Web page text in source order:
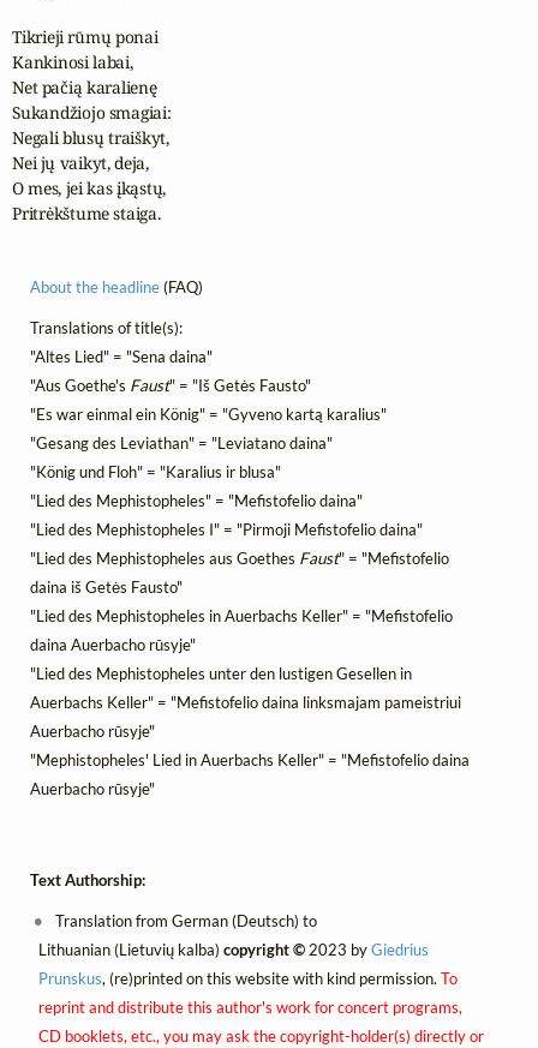
Tikrieji rūmų ponai
Kankinosi labai,
Net pačią karalienę
Sukandžiojo smagiai:
Negali blusų traiškyt,
Nei jų vaikyt, deja,
O mes, jei kas įkąstų,
Pritrėkštume staiga.
About the headline(FAQ)
Translations of title(s):
"Altes Lied" = "Sena daina"
"Aus Goethe's Faust" = "Iš Getės Fausto"
"Es war einmal ein König" = "Gyveno kartą karalius"
"Gesang des Leviathan" = "Leviatano daina"
"König und Floh" = "Karalius ir blusa"
"Lied des Mephistopheles" = "Mefistofelio daina"
"Lied des Mephistopheles I" = "Pirmoji Mefistofelio daina"
"Lied des Mephistopheles aus Goethes Faust" = "Mefistofelio
daina iš Getės Fausto"
"Lied des Mephistopheles in Auerbachs Keller" = "Mefistofelio
daina Auerbacho rūsyje"
"Lied des Mephistopheles unter den lustigen Gesellen in
Auerbachs Keller" = "Mefistofelio daina linksmajam pameistriui
Auerbacho rūsyje"
"Mephistopheles' Lied in Auerbachs Keller" = "Mefistofelio daina
Auerbacho rūsyje"
Text Authorship:
Translation from German (Deutsch) to
Lithuanian (Lietuvių kalba) copyright ©2023 byGiedrius
Prunskus, (re)printed on this website with kind permission. To
reprint and distribute this author's work for concert programs,
CD booklets, etc., you may ask the copyright-holder(s) directly or